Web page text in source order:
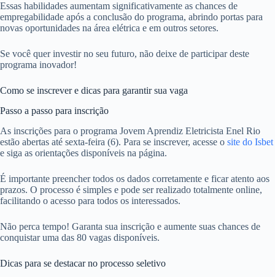
Essas habilidades aumentam significativamente as chances de
empregabilidade após a conclusão do programa, abrindo portas para
novas oportunidades na área elétrica e em outros setores.
Se você quer investir no seu futuro, não deixe de participar deste
programa inovador!
Como se inscrever e dicas para garantir sua vaga
Passo a passo para inscrição
As inscrições para o programa Jovem Aprendiz Eletricista Enel Rio
estão abertas até sexta-feira (6). Para se inscrever, acesse o site do Isbet
e siga as orientações disponíveis na página.
É importante preencher todos os dados corretamente e ficar atento aos
prazos. O processo é simples e pode ser realizado totalmente online,
facilitando o acesso para todos os interessados.
Não perca tempo! Garanta sua inscrição e aumente suas chances de
conquistar uma das 80 vagas disponíveis.
Dicas para se destacar no processo seletivo